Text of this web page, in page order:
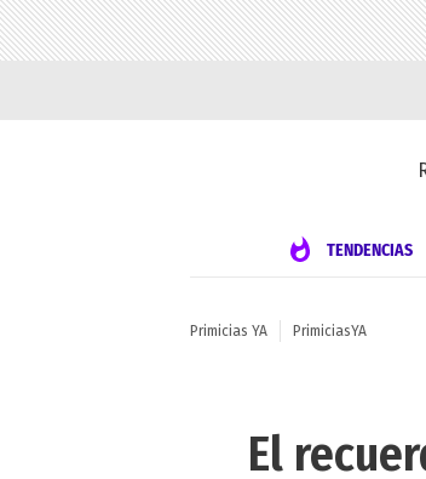
TENDENCIAS
Primicias YA PrimiciasYA
El